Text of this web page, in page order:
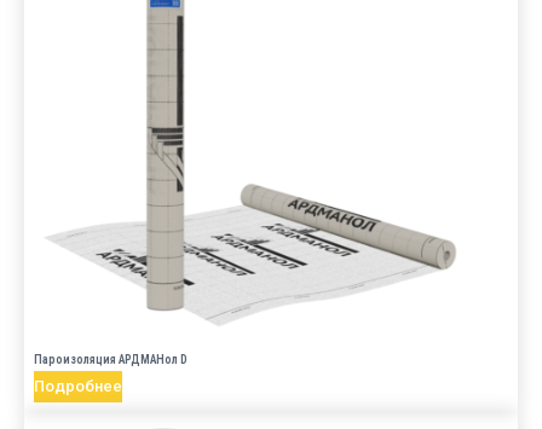
Пароизоляция АРДМАНол D
Подробнее